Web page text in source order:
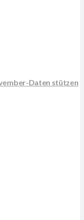
Daten stützen